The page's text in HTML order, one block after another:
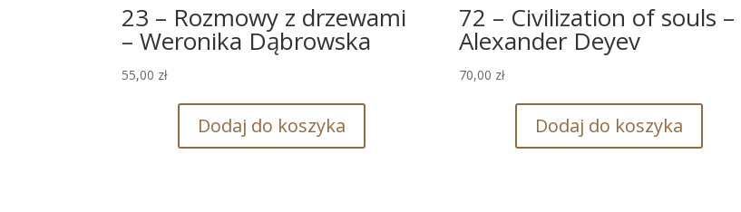
23 – Rozmowy z drzewami
– Weronika Dąbrowska
55,00 zł
Dodaj do koszyka
72 – Civilization of souls –
Alexander Deyev
70,00 zł
Dodaj do koszyka